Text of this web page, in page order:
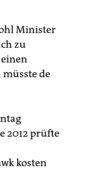
Minister
zu
de
2012 prüfte
kosten